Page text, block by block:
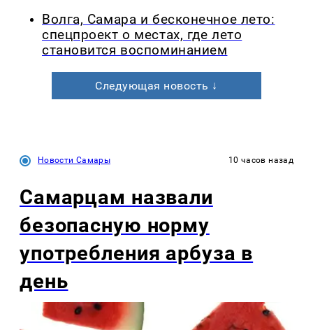
Волга, Самара и бесконечное лето:
спецпроект о местах, где лето
становится воспоминанием
Следующая новость ↓
Новости Самары 10 часов назад
Самарцам назвали
безопасную норму
употребления арбуза в
день